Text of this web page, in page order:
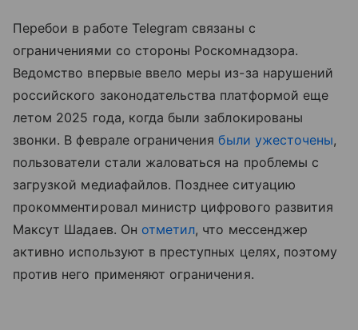
Перебои в работе Telegram связаны с
ограничениями со стороны Роскомнадзора.
Ведомство впервые ввело меры из-за нарушений
российского законодательства платформой еще
летом 2025 года, когда были заблокированы
звонки. В феврале ограничениябыли ужесточены,
пользователи стали жаловаться на проблемы с
загрузкой медиафайлов. Позднее ситуацию
прокомментировал министр цифрового развития
Максут Шадаев. Он отметил, что мессенджер
активно используют в преступных целях, поэтому
против него применяют ограничения.